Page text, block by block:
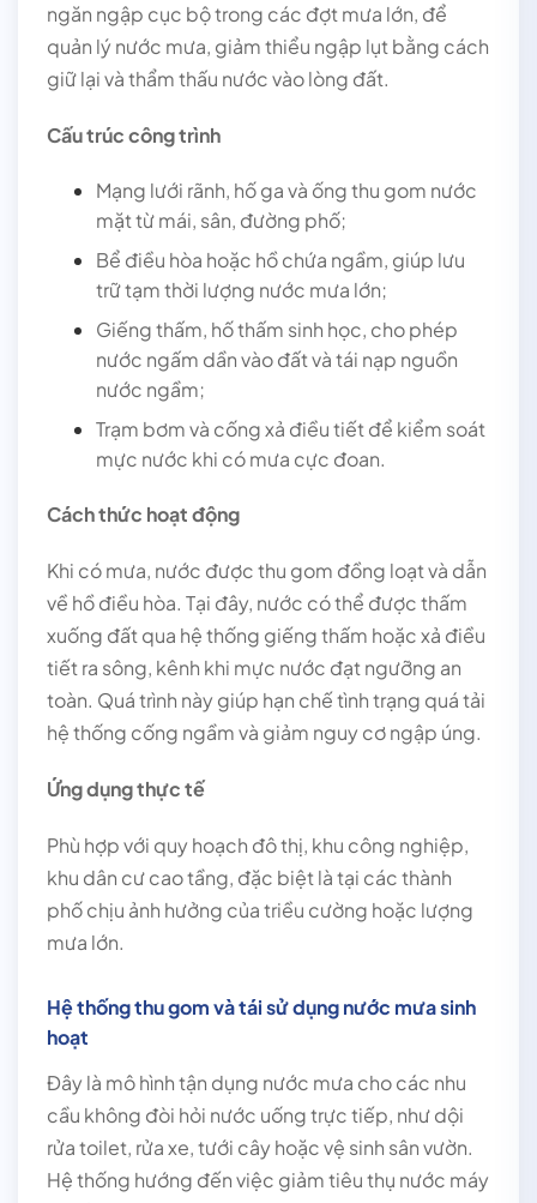
ngăn ngập cục bộ trong các đợt mưa lớn, để
quản lý nước mưa, giảm thiểu ngập lụt bằng cách
giữ lại và thẩm thấu nước vào lòng đất.
Cấu trúc công trình
Mạng lưới rãnh, hố ga và ống thu gom nước
mặt từ mái, sân, đường phố;
Bể điều hòa hoặc hồ chứa ngầm, giúp lưu
trữ tạm thời lượng nước mưa lớn;
Giếng thấm, hố thấm sinh học, cho phép
nước ngấm dần vào đất và tái nạp nguồn
nước ngầm;
Trạm bơm và cống xả điều tiết để kiểm soát
mực nước khi có mưa cực đoan.
Cách thức hoạt động
Khi có mưa, nước được thu gom đồng loạt và dẫn
về hồ điều hòa. Tại đây, nước có thể được thấm
xuống đất qua hệ thống giếng thấm hoặc xả điều
tiết ra sông, kênh khi mực nước đạt ngưỡng an
toàn. Quá trình này giúp hạn chế tình trạng quá tải
hệ thống cống ngầm và giảm nguy cơ ngập úng.
Ứng dụng thực tế
Phù hợp với quy hoạch đô thị, khu công nghiệp,
khu dân cư cao tầng, đặc biệt là tại các thành
phố chịu ảnh hưởng của triều cường hoặc lượng
mưa lớn.
Hệ thống thu gom và tái sử dụng nước mưa sinh
hoạt
Đây là mô hình tận dụng nước mưa cho các nhu
cầu không đòi hỏi nước uống trực tiếp, như dội
rửa toilet, rửa xe, tưới cây hoặc vệ sinh sân vườn.
Hệ thống hướng đến việc giảm tiêu thụ nước máy